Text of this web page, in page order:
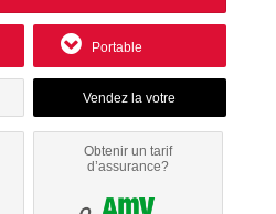
Portable
Obtenir un tarif
d’assurance?